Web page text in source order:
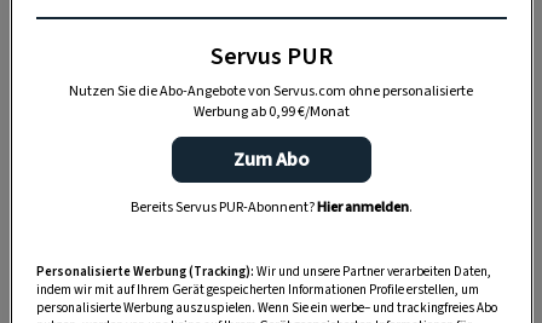
Zubereitung:
Ein Glas mit den frischen und zerkleinerten
Kräutern füllen und mit dem Hanfsamenöl
übergießen.
dunklen und kühlen Ort ausziehen lassen.
Servus PUR
Nutzen Sie die Abo-Angebote von Servus.com ohne personalisierte
Werbung ab 0,99 €/Monat
Zum Abo
Bereits Servus PUR-Abonnent?Hier anmelden.
Personalisierte Werbung (Tracking): Wir und unsere Partner verarbeiten Daten,
indem wir mit auf Ihrem Gerät gespeicherten Informationen Profile erstellen, um
personalisierte Werbung auszuspielen. Wenn Sie ein werbe– und trackingfreies Abo